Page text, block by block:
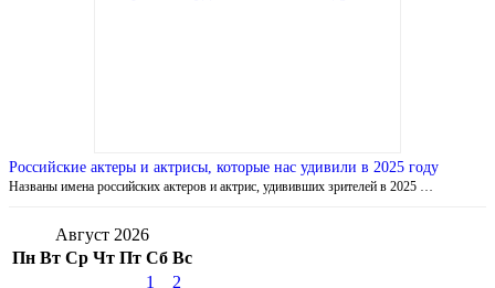
Российские актеры и актрисы, которые нас удивили в 2025 году
Названы имена российских актеров и актрис, удививших зрителей в 2025 …
Август 2026
Пн Вт Ср Чт Пт Сб Вс
1
2